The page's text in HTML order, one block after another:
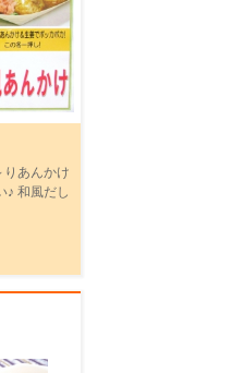
あんかけ
♪ 和風だし